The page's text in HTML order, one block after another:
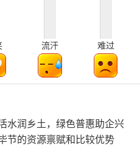
流汗 难过
水润乡土，绿色普惠助企兴
节的资源禀赋和比较优势